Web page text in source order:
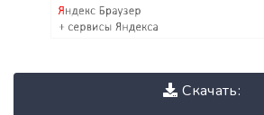
Скачать: